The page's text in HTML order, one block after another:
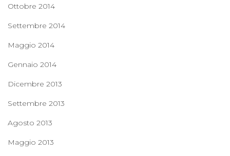
Ottobre 2014
Settembre 2014
Maggio 2014
Gennaio 2014
Dicembre 2013
Settembre 2013
Agosto 2013
Maggio 2013